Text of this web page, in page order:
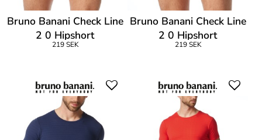
Bruno Banani Check Line
2 0 Hipshort
219 SEK
Bruno Banani Check Line
2 0 Hipshort
219 SEK